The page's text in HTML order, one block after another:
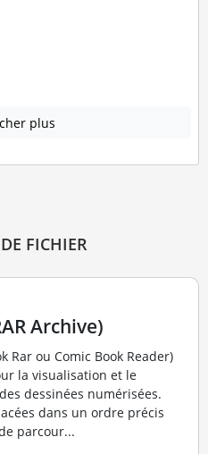
plus
FICHIER
Archive)
Rar ou Comic Book Reader)
la visualisation et le
dessinées numérisées.
dans un ordre précis
parcour...